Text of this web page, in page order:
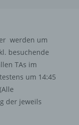
werden um
besuchende
TAs im
um 14:45
der jeweils